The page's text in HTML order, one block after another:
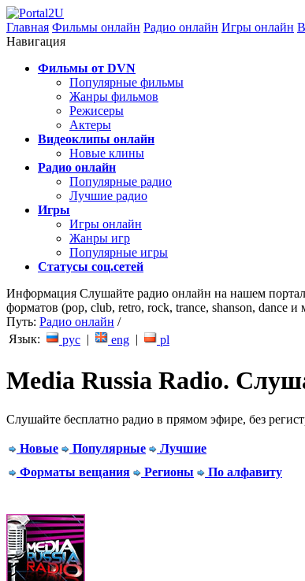
Главная Фильмы онлайн Радио онлайн Игры онлайн
Навигация
Фильмы от DVN
Популярные фильмы
Жанры фильмов
Режисеры
Актеры
Видеоклипы онлайн
Новые клины
Радио онлайн
Популярные радио
Лучшие радио
Игры
Игры онлайн
Жанры игр
Популярные игры
Статусы соц.сетей
Информация Слушайте радио онлайн на нашем
форматов (pop, club, retro, rock, trance, shanson, dance
Путь: Радио онлайн /
Язык:
рус | eng | pl
Media Russia Radio.
Слушайте бесплатно радио в прямом эфире, без
Новые Популярные
Лучшие
Форматы вещания
Регионы По алфавиту